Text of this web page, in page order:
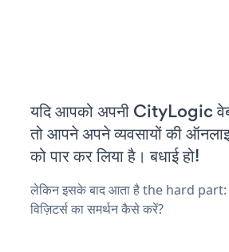
यदि आपको अपनी CityLogic
तो आपने अपने व्यवसायों की
को पार कर लिया है। बधाई हो!
लेकिन इसके बाद आता है the hard
विज़िटर्स का समर्थन कैसे करें?